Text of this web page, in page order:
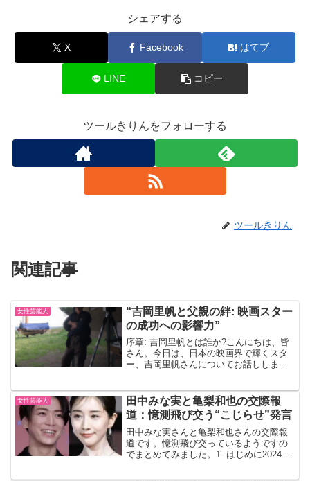
シェアする
X Facebook はてブ
LINE コピー
ツールきりんをフォローする
ツールきりん
関連記事
女性芸能人
“吉岡里帆と父親の絆: 映画スター
の成功への影響力”
序章: 吉岡里帆とは誰か?こんにちは、皆
さん。今日は、日本の映画界で輝くスタ
ー、吉岡里帆さんについてお話ししまし
を受賞しています。しかし、彼女の成功
は一夜にして訪れたも...
女性芸能人
田中みな実と亀梨和也の交際報
道：憶測飛び交う“こじらせ”発言
田中みな実さんと亀梨和也さんの交際報
道です。憶測飛び交っているようですの
でまとめてみました。1. はじめに2024年